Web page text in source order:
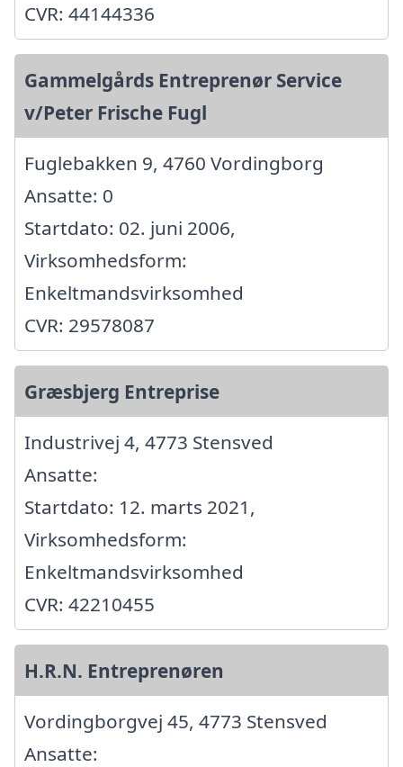
CVR: 44144336
Gammelgårds Entreprenør Service
v/Peter Frische Fugl
Fuglebakken 9, 4760 Vordingborg
Ansatte: 0
Startdato: 02. juni 2006,
Virksomhedsform:
Enkeltmandsvirksomhed
CVR: 29578087
Græsbjerg Entreprise
Industrivej 4, 4773 Stensved
Ansatte:
Startdato: 12. marts 2021,
Virksomhedsform:
Enkeltmandsvirksomhed
CVR: 42210455
H.R.N. Entreprenøren
Vordingborgvej 45, 4773 Stensved
Ansatte: